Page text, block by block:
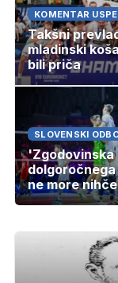
KOMENTAR
Takšni
mladinski
bili priča
SLOVENSKI
'Zgodovinska
ne more